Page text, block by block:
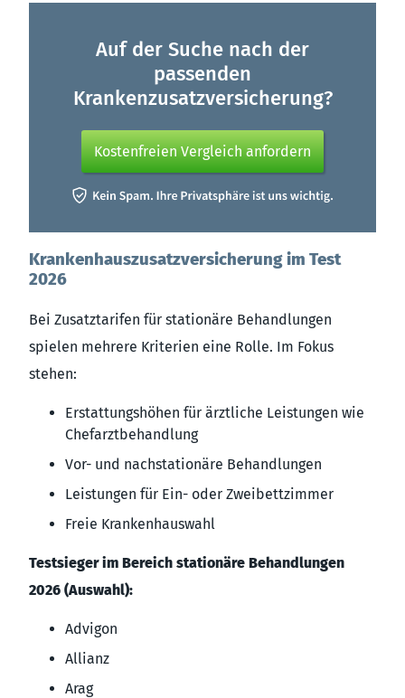
Auf der Suche nach der
passenden
Krankenzusatzversicherung?
Kostenfreien Vergleich anfordern
Krankenhauszusatzversicherung im Test
2026
Bei Zusatztarifen für stationäre Behandlungen
spielen mehrere Kriterien eine Rolle. Im Fokus
stehen:
Erstattungshöhen für ärztliche Leistungen wie
Chefarztbehandlung
Vor- und nachstationäre Behandlungen
Leistungen für Ein- oder Zweibettzimmer
Freie Krankenhauswahl
Testsieger im Bereich stationäre Behandlungen
2026 (Auswahl):
Advigon
Allianz
Arag